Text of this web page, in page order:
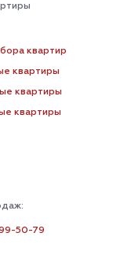
квартир
квартиры
квартиры
квартиры
50-79